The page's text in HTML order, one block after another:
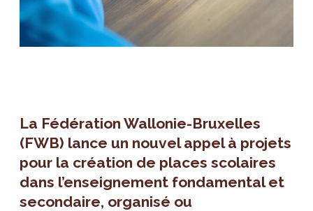
La Fédération Wallonie-Bruxelles
(FWB) lance un nouvel appel à projets
pour la création de places scolaires
dans l’enseignement fondamental et
secondaire, organisé ou